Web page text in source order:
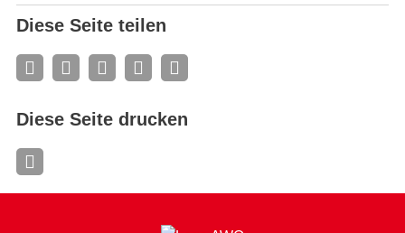
Diese Seite teilen
Diese Seite drucken